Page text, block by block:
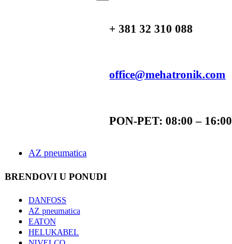
+ 381 32 310 088
office@mehatronik.com
PON-PET: 08:00 – 16:00
AZ pneumatica
BRENDOVI U PONUDI
DANFOSS
AZ pneumatica
EATON
HELUKABEL